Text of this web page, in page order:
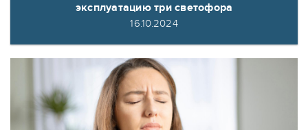
эксплуатацию три светофора
16.10.2024